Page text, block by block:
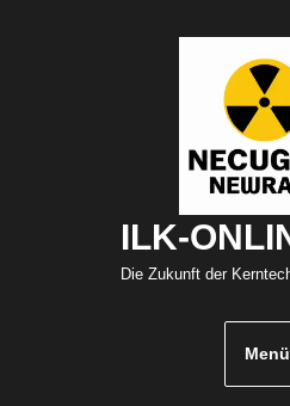
ILK-
Die Zukunft der
Menü